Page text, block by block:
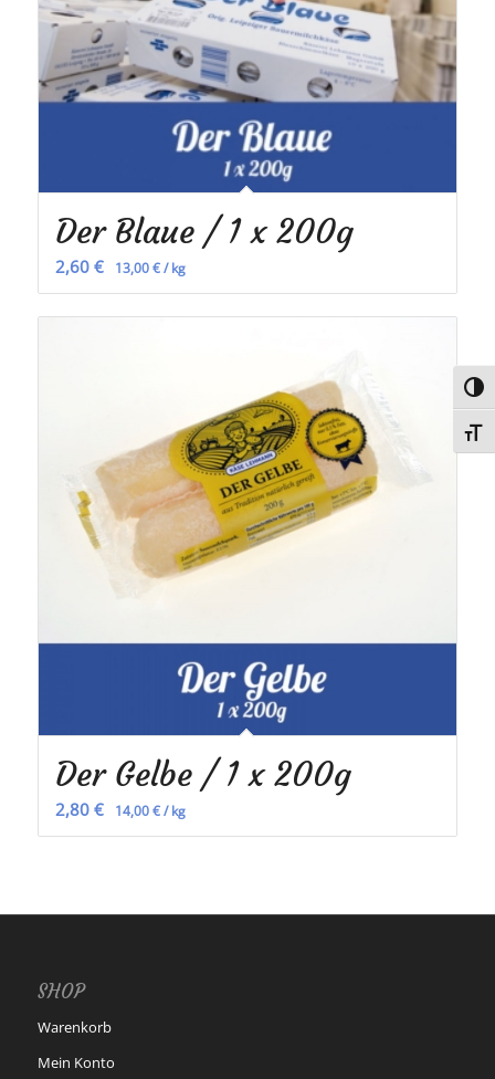
Der Blaue / 1 x 200g
2,60 € 13,00€/kg
Der Gelbe / 1 x 200g
2,80 € 14,00€/kg
SHOP
Warenkorb
Mein Konto